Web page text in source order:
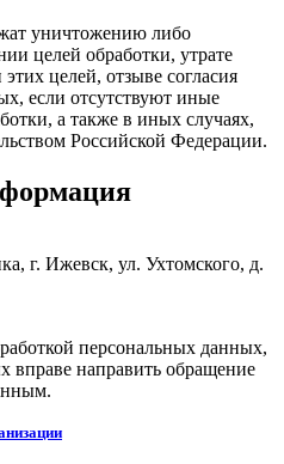
уничтожению либо
целей обработки, утрате
целей, отзыве согласия
если отсутствуют иные
а также в иных случаях,
Российской Федерации.
г. Ижевск, ул. Ухтомского, д.
персональных данных,
вправе направить обращение